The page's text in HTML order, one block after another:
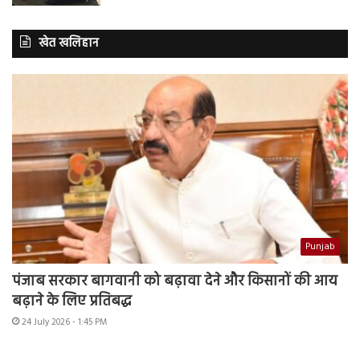
खेत खलिहान
Punjab
पंजाब सरकार बागवानी को बढ़ावा देने और किसानों की आय
बढ़ाने के लिए प्रतिबद्ध
24 July 2026 - 1:45 PM